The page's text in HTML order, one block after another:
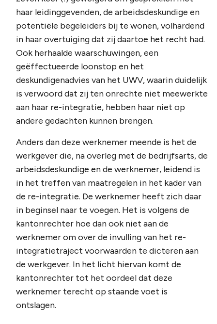
haar leidinggevenden, de arbeidsdeskundige en
potentiële begeleiders bij te wonen, volhardend
in haar overtuiging dat zij daartoe het recht had.
Ook herhaalde waarschuwingen, een
geëffectueerde loonstop en het
deskundigenadvies van het UWV, waarin duidelijk
is verwoord dat zij ten onrechte niet meewerkte
aan haar re-integratie, hebben haar niet op
andere gedachten kunnen brengen.
Anders dan deze werknemer meende is het de
werkgever die, na overleg met de bedrijfsarts, de
arbeidsdeskundige en de werknemer, leidend is
in het treffen van maatregelen in het kader van
de re-integratie. De werknemer heeft zich daar
in beginsel naar te voegen. Het is volgens de
kantonrechter hoe dan ook niet aan de
werknemer om over de invulling van het re-
integratietraject voorwaarden te dicteren aan
de werkgever. In het licht hiervan komt de
kantonrechter tot het oordeel dat deze
werknemer terecht op staande voet is
ontslagen.